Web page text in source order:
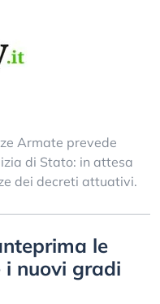
Armate prevede
di Stato: in attesa
dei decreti attuativi.
le
nuovi gradi